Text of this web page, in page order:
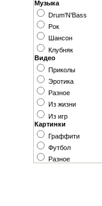
Музыка
Drum'N'Bass
Рок
Шансон
Клубняк
Видео
Приколы
Эротика
Разное
Из жизни
Из игр
Картинки
Граффити
Футбол
Разное